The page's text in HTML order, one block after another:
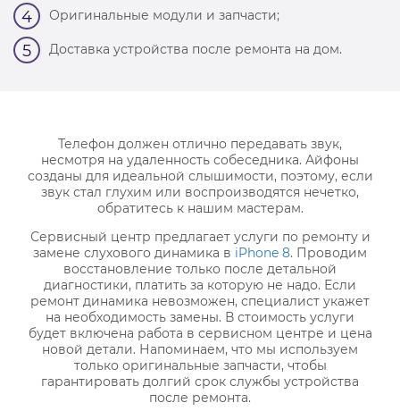
4 Оригинальные модули и запчасти;
5 Доставка устройства после ремонта на дом.
Телефон должен отлично передавать звук,
несмотря на удаленность собеседника. Айфоны
созданы для идеальной слышимости, поэтому, если
звук стал глухим или воспроизводятся нечетко,
обратитесь к нашим мастерам.
Сервисный центр предлагает услуги по ремонту и
замене слухового динамика в iPhone 8. Проводим
восстановление только после детальной
диагностики, платить за которую не надо. Если
ремонт динамика невозможен, специалист укажет
на необходимость замены. В стоимость услуги
будет включена работа в сервисном центре и цена
новой детали. Напоминаем, что мы используем
только оригинальные запчасти, чтобы
гарантировать долгий срок службы устройства
после ремонта.